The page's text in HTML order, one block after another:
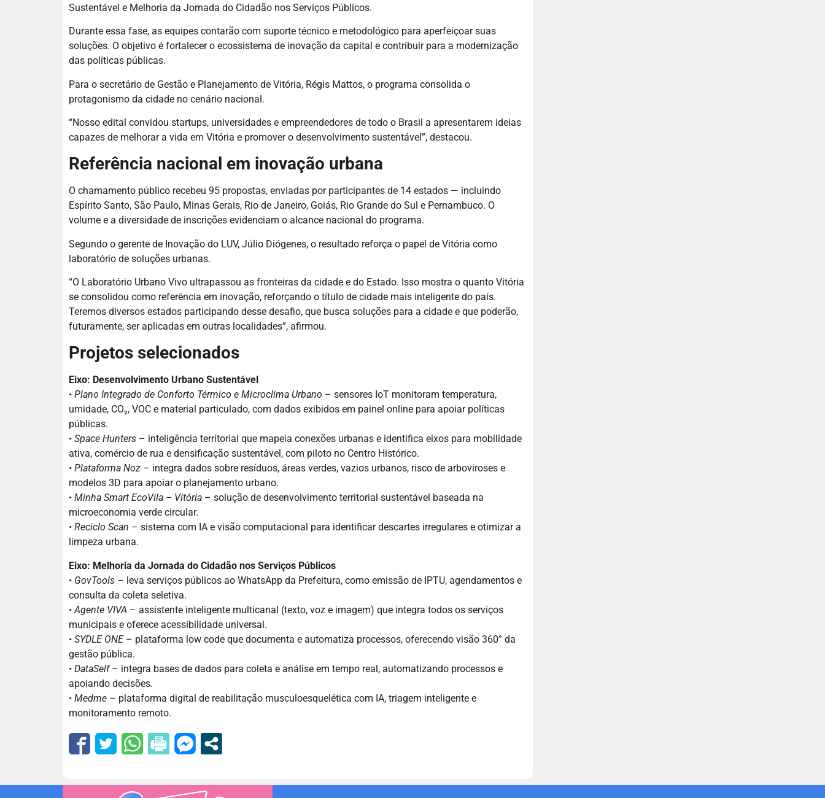
Sustentável e Melhoria da Jornada do Cidadão nos Serviços Públicos.
Durante essa fase, as equipes contarão com suporte técnico e metodológico para aperfeiçoar suas
soluções. O objetivo é fortalecer o ecossistema de inovação da capital e contribuir para a modernização
das políticas públicas.
Para o secretário de Gestão e Planejamento de Vitória, Régis Mattos, o programa consolida o
protagonismo da cidade no cenário nacional.
“Nosso edital convidou startups, universidades e empreendedores de todo o Brasil a apresentarem ideias
capazes de melhorar a vida em Vitória e promover o desenvolvimento sustentável”, destacou.
Referência nacional em inovação urbana
O chamamento público recebeu 95 propostas, enviadas por participantes de 14 estados — incluindo
Espírito Santo, São Paulo, Minas Gerais, Rio de Janeiro, Goiás, Rio Grande do Sul e Pernambuco. O
volume e a diversidade de inscrições evidenciam o alcance nacional do programa.
Segundo o gerente de Inovação do LUV, Júlio Diógenes, o resultado reforça o papel de Vitória como
laboratório de soluções urbanas.
“O Laboratório Urbano Vivo ultrapassou as fronteiras da cidade e do Estado. Isso mostra o quanto Vitória
se consolidou como referência em inovação, reforçando o título de cidade mais inteligente do país.
Teremos diversos estados participando desse desafio, que busca soluções para a cidade e que poderão,
futuramente, ser aplicadas em outras localidades”, afirmou.
Projetos selecionados
Eixo: Desenvolvimento Urbano Sustentável
• Plano Integrado de Conforto Térmico e Microclima Urbano – sensores IoT monitoram temperatura,
umidade, CO₂, VOC e material particulado, com dados exibidos em painel online para apoiar políticas
públicas.
• Space Hunters – inteligência territorial que mapeia conexões urbanas e identifica eixos para mobilidade
ativa, comércio de rua e densificação sustentável, com piloto no Centro Histórico.
• Plataforma Noz – integra dados sobre resíduos, áreas verdes, vazios urbanos, risco de arboviroses e
modelos 3D para apoiar o planejamento urbano.
• Minha Smart EcoVila – Vitória – solução de desenvolvimento territorial sustentável baseada na
microeconomia verde circular.
• Reciclo Scan – sistema com IA e visão computacional para identificar descartes irregulares e otimizar a
limpeza urbana.
Eixo: Melhoria da Jornada do Cidadão nos Serviços Públicos
• GovTools – leva serviços públicos ao WhatsApp da Prefeitura, como emissão de IPTU, agendamentos e
consulta da coleta seletiva.
•Agente VIVA – assistente inteligente multicanal (texto, voz e imagem) que integra todos os serviços
municipais e oferece acessibilidade universal.
• SYDLE ONE– plataforma low code que documenta e automatiza processos, oferecendo visão 360° da
gestão pública.
• DataSelf– integra bases de dados para coleta e análise em tempo real, automatizando processos e
apoiando decisões.
• Medme – plataforma digital de reabilitação musculoesquelética com IA, triagem inteligente e
monitoramento remoto.